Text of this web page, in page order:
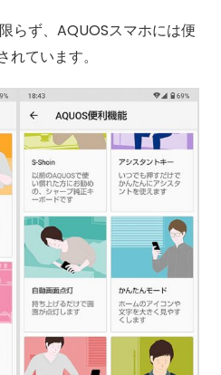
らず、AQUOSスマホには便
ています。